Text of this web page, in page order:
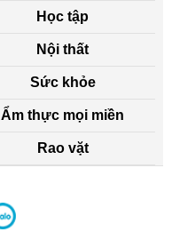
Học tập
Nội thất
Sức khỏe
Ẩm thực mọi miền
Rao vặt